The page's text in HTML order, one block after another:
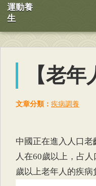
運動養
生
【老
文章分類： 疾病調養
中國正在進入人口
人在60歲以上，占
歲以上老年人的疾